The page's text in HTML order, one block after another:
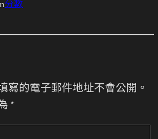
分數
寫的電子郵件地址不會公開。
*